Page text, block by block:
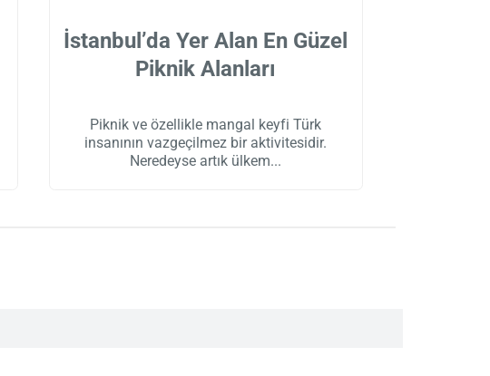
İstanbul’da Yer Alan En Güzel
Piknik Alanları
Piknik ve özellikle mangal keyfi Türk
insanının vazgeçilmez bir aktivitesidir.
Neredeyse artık ülkem